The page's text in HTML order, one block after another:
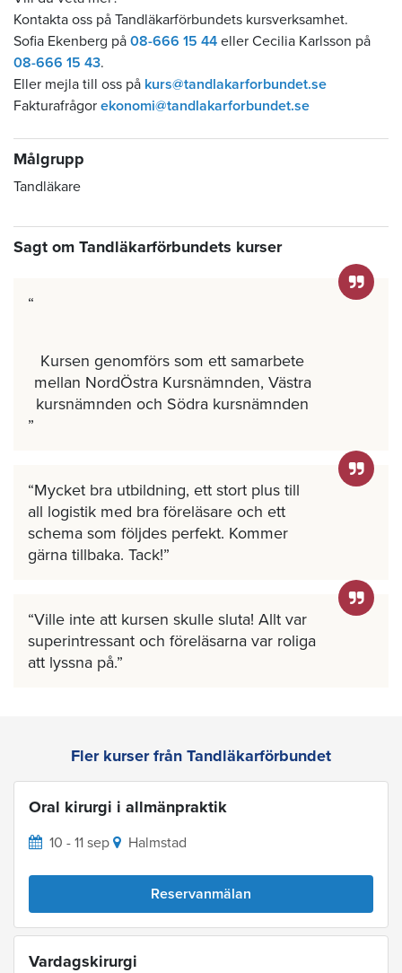
Kontakta oss på Tandläkarförbundets kursverksamhet.
Sofia Ekenberg på 08-666 15 44 eller Cecilia Karlsson på
08-666 15 43.
Eller mejla till oss på kurs@tandlakarforbundet.se
Fakturafrågor ekonomi@tandlakarforbundet.se
Målgrupp
Tandläkare
Sagt om Tandläkarförbundets kurser
Kursen genomförs som ett samarbete
mellan NordÖstra Kursnämnden, Västra
kursnämnden och Södra kursnämnden
Mycket bra utbildning, ett stort plus till
all logistik med bra föreläsare och ett
schema som följdes perfekt. Kommer
gärna tillbaka. Tack!
Ville inte att kursen skulle sluta! Allt var
superintressant och föreläsarna var roliga
att lyssna på.
Fler kurser från Tandläkarförbundet
Oral kirurgi i allmänpraktik
10 - 11 sep Halmstad
Reservanmälan
Vardagskirurgi